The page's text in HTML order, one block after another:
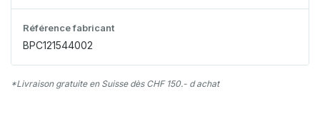
Référence fabricant
BPC121544002
*Livraison gratuite en Suisse dès CHF 150.- d achat